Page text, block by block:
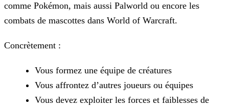
comme Pokémon, mais aussi Palworld ou encore les
combats de mascottes dans World of Warcraft.
Concrètement :
Vous formez une équipe de créatures
Vous affrontez d’autres joueurs ou équipes
Vous devez exploiter les forces et faiblesses de